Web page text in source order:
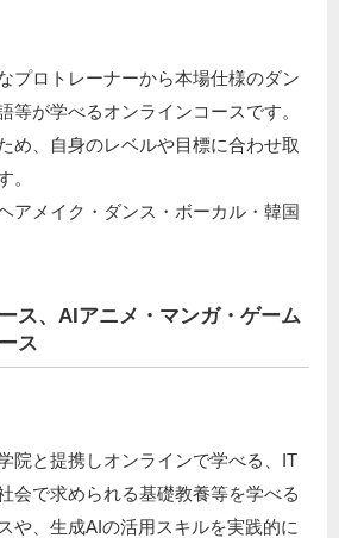
プロトレーナーから本場仕様のダン
等が学べるオンラインコースです。
め、自身のレベルや目標に合わせ取
。
アメイク・ダンス・ボーカル・韓国
ス、AIアニメ・マンガ・ゲーム
ス
院と提携しオンラインで学べる、IT
会で求められる基礎教養等を学べる
や、生成AIの活用スキルを実践的に